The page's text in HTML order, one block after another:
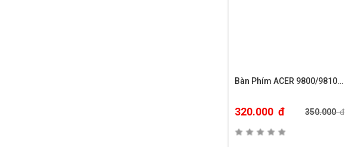
Bàn Phím ACER 9800/9810…
320.000 đ 350.000đ